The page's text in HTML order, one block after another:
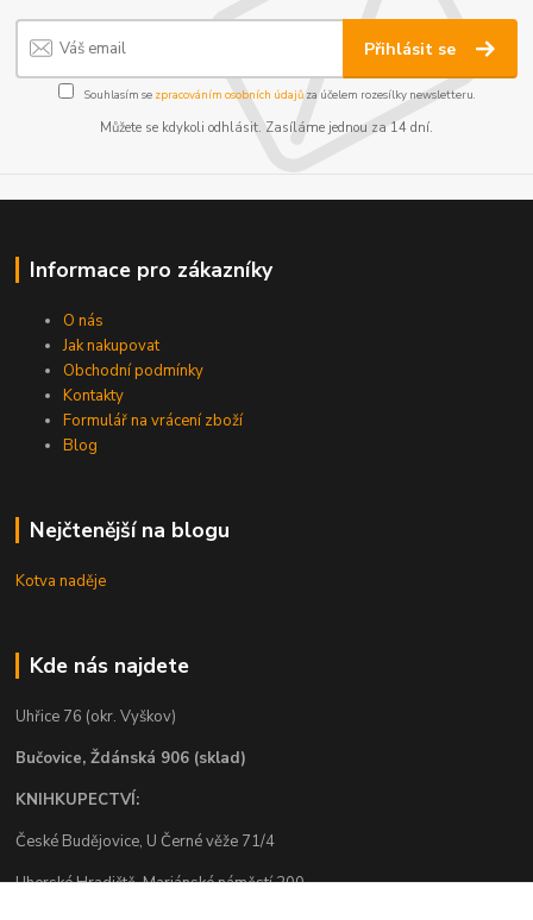
Přihlásit se
Souhlasím se zpracováním osobních údajůza účelem rozesílky newsletteru.
Můžete se kdykoli odhlásit. Zasíláme jednou za 14 dní.
Informace pro zákazníky
O nás
Jak nakupovat
Obchodní podmínky
Kontakty
Formulář na vrácení zboží
Blog
Nejčtenější na blogu
Kotva naděje
Kde nás najdete
Uhřice 76 (okr. Vyškov)
Bučovice, Ždánská 906 (sklad)
KNIHKUPECTVÍ:
České Budějovice, U Černé věže 71/4
Uherské Hradiště, Mariánské náměstí 200